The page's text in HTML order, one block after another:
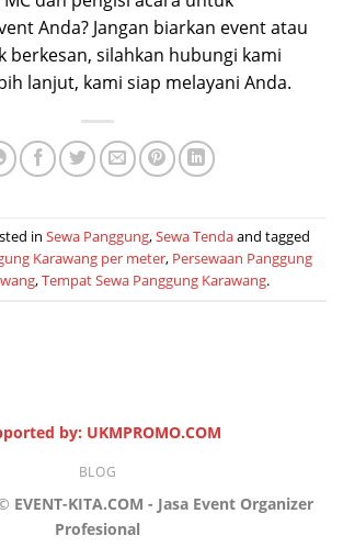
Anda? Jangan biarkan event atau
berkesan, silahkan hubungi kami
lanjut, kami siap melayani Anda.
in Sewa Panggung,Sewa Tendaand tagged
Karawang per meter, Persewaan Panggung
,Tempat Sewa Panggung Karawang.
by: UKMPROMO.COM
BLOG
EVENT-KITA.COM - Jasa Event Organizer
Profesional